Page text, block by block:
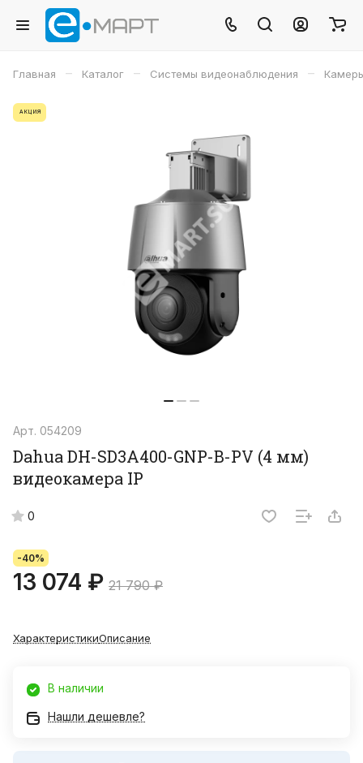
Главная – Каталог – Системы видеонаблюдения –
АКЦИЯ
Арт. 054209
Dahua DH-SD3A400-GNP-B-PV (4 мм)
видеокамера IP
0
-40%
13 074 ₽ 21 790 ₽
ХарактеристикиОписание
В наличии
Нашли дешевле?